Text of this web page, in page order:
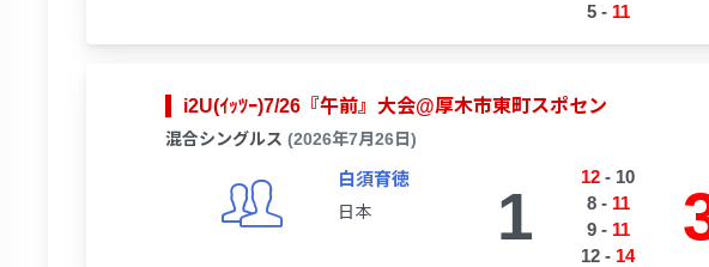
5- 11
i2U(ｲｯﾂｰ)7/26『午前』大会@厚木市東町スポセン
混合シングルス (2026年7月26日)
白須育徳
日本 1
12 - 10
8- 11
9- 11
12 - 14